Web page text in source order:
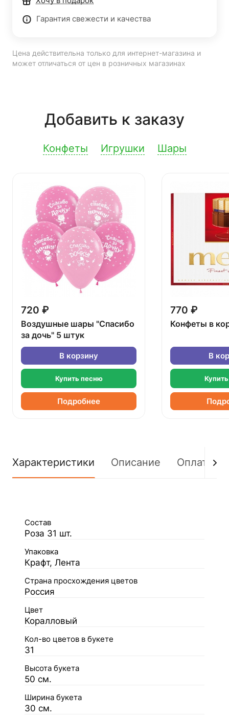
Гарантия свежести и качества
Цена действительна только для интернет-магазина и
может отличаться от цен в розничных магазинах
Добавить к заказу
Конфеты Игрушки Шары
720 ₽
Воздушные шары "Спасибо
за дочь" 5 штук
В корзину
Купить песню
Подробнее
770 ₽
Конфеты в
В
Характеристики Описание Оплата
Состав
Роза 31 шт.
Упаковка
Крафт, Лента
Страна просхождения цветов
Россия
Цвет
Коралловый
Кол-во цветов в букете
31
Высота букета
50 см.
Ширина букета
30 см.